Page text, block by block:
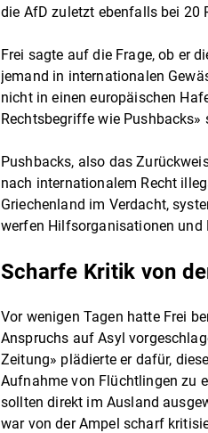
die AfD zuletzt ebenfalls bei 20
Frei sagte auf die Frage, ob er
jemand in internationalen
nicht in einen europäischen
Rechtsbegriffe wie
Pushbacks, also das
nach internationalem Recht
Griechenland im Verdacht,
werfen Hilfsorganisationen und
Scharfe Kritik von
Vor wenigen Tagen hatte Frei
Anspruchs auf Asyl
Zeitung» plädierte er dafür,
Aufnahme von Flüchtlingen zu
sollten direkt im Ausland
war von der Ampel scharf